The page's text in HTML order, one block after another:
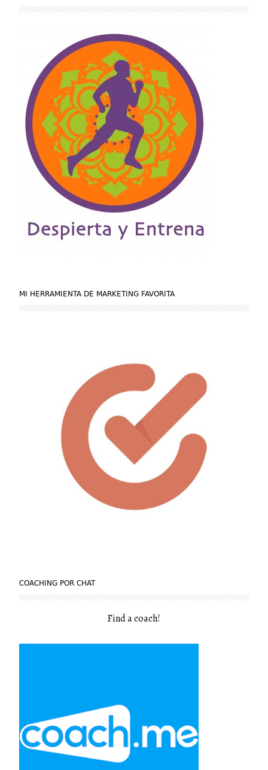
MI HERRAMIENTA DE MARKETING FAVORITA
COACHING POR CHAT
Find a coach!